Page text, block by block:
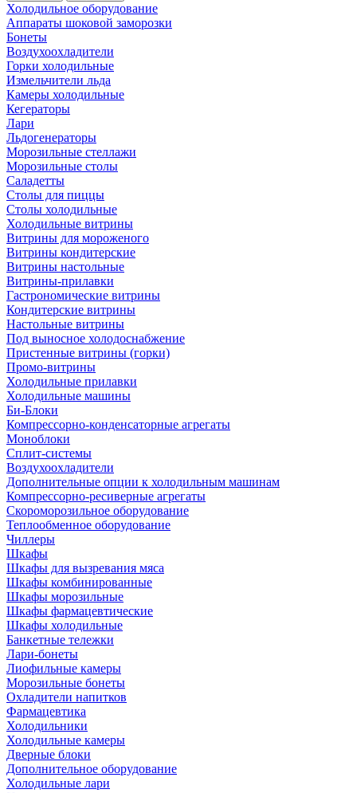
Холодильное оборудование
Аппараты шоковой заморозки
Бонеты
Воздухоохладители
Горки холодильные
Измельчители льда
Камеры холодильные
Кегераторы
Лари
Льдогенераторы
Морозильные стеллажи
Морозильные столы
Саладетты
Столы для пиццы
Столы холодильные
Холодильные витрины
Витрины для мороженого
Витрины кондитерские
Витрины настольные
Витрины-прилавки
Гастрономические витрины
Кондитерские витрины
Настольные витрины
Под выносное холодоснабжение
Пристенные витрины (горки)
Промо-витрины
Холодильные прилавки
Холодильные машины
Би-Блоки
Компрессорно-конденсаторные агрегаты
Моноблоки
Сплит-системы
Воздухоохладители
Дополнительные опции к холодильным машинам
Компрессорно-ресиверные агрегаты
Скороморозильное оборудование
Теплообменное оборудование
Чиллеры
Шкафы
Шкафы для вызревания мяса
Шкафы комбинированные
Шкафы морозильные
Шкафы фармацевтические
Шкафы холодильные
Банкетные тележки
Лари-бонеты
Лиофильные камеры
Морозильные бонеты
Охладители напитков
Фармацевтика
Холодильники
Холодильные камеры
Дверные блоки
Дополнительное оборудование
Холодильные лари